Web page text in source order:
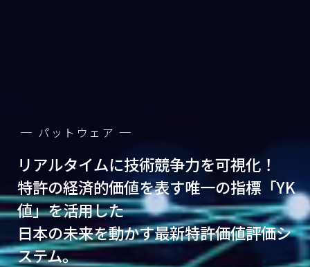
─ パットウェア ─
リアルタイムに技術競争力を可視化！
特許の経済的価値を表す唯一の指標「YK
値」を活用した
日本の未来を動かす最新特許価値評価シ
ステム。